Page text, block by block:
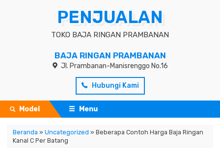
PENJUALAN
TOKO BAJA RINGAN PRAMBANAN
BAJA RINGAN PRAMBANAN
Jl. Prambanan-Manisrenggo No.16
Hubungi Kami
Model Menu
Beranda » Uncategorized » Beberapa Contoh Harga Baja Ringan
Kanal C Per Batang